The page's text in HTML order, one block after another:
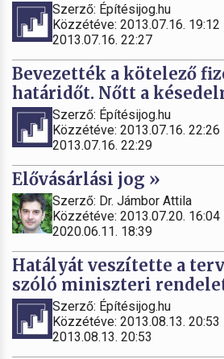
Szerző: Építésijog.hu
Közzétéve: 2013.07.16.
2013.07.16. 22:27
Bevezették a kötelező
határidőt. Nőtt a
Szerző: Építésijog.hu
Közzétéve: 2013.07.16.
2013.07.16. 22:29
Elővásárlási jog »
Szerző: Dr. Jámbor Attila
Közzétéve: 2013.07.20.
2020.06.11. 18:39
Hatályát veszítette a
szóló miniszteri
Szerző: Építésijog.hu
Közzétéve: 2013.08.13.
2013.08.13. 20:53